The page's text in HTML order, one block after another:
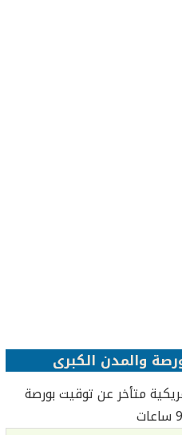
والمدن الكبرى
متأخر عن توقيت بورصة